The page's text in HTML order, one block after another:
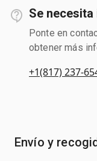
Se
Ponte en
obtener más
+1(817) 237-
Envío y